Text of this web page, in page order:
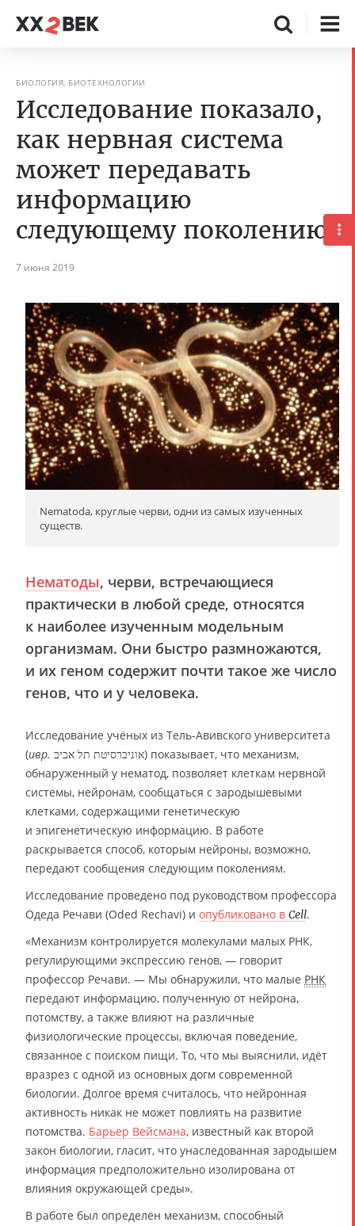
БИОЛОГИЯ, БИОТЕХНОЛОГИИ
Исследование показало,
как нервная система
может передавать
информацию
следующему поколению
7 июня 2019
Nematoda, круглые черви, одни из самых изученных
существ.
Нематоды, черви, встречающиеся
практически в любой среде, относятся
к наиболее изученным модельным
организмам. Они быстро размножаются,
и их геном содержит почти такое же число
генов, что и у человека.
Исследование учёных из Тель-Авивского университета
(ивр.
обнаруженный у нематод, позволяет клеткам нервной
системы, нейронам, сообщаться с зародышевыми
клетками, содержащими генетическую
и эпигенетическую информацию. В работе
раскрывается способ, которым нейроны, возможно,
передают сообщения следующим поколениям.
Исследование проведено под руководством профессора
Одеда Речави (Oded Rechavi) и опубликовано в Cell.
«Механизм контролируется молекулами малых РНК,
регулирующими экспрессию генов, — говорит
профессор Речави. — Мы обнаружили, что малые РНК
передают информацию, полученную от нейрона,
потомству, а также влияют на различные
физиологические процессы, включая поведение,
связанное с поиском пищи. То, что мы выяснили, идёт
вразрез с одной из основных догм современной
биологии. Долгое время считалось, что нейронная
активность никак не может повлиять на развитие
потомства. Барьер Вейсмана, известный как второй
закон биологии, гласит, что унаследованная зародышем
информация предположительно изолирована от
влияния окружающей среды».
В работе был определён механизм, способный